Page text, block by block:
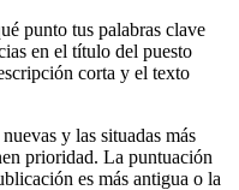
punto tus palabras clave
en el título del puesto
corta y el texto
y las situadas más
prioridad. La puntuación
es más antigua o la